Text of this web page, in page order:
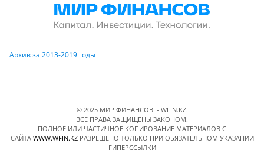
Архив за 2013-2019 годы
© 2025 МИР ФИНАНСОВ - WFIN.KZ.
ВСЕ ПРАВА ЗАЩИЩЕНЫ ЗАКОНОМ.
ПОЛНОЕ ИЛИ ЧАСТИЧНОЕ КОПИРОВАНИЕ МАТЕРИАЛОВ C
САЙТА WWW.WFIN.KZРАЗРЕШЕНО ТОЛЬКО ПРИ ОБЯЗАТЕЛЬНОМ УКАЗАНИИ
ГИПЕРССЫЛКИ